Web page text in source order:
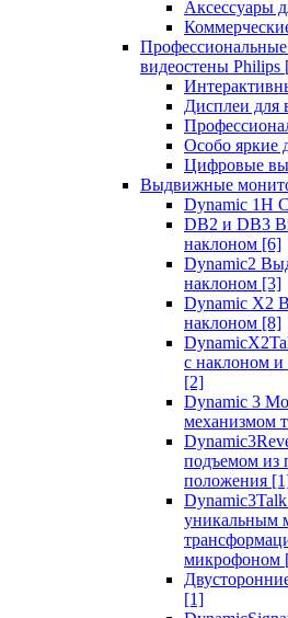
Аксессуары
видеостены Philips
Дисплеи для
Особо яркие
Цифровые
Выдвижные
Dynamic 1Н
DB2 и DB3
наклоном [6]
Dynamic2
наклоном [3]
Dynamic X2
наклоном [8]
с наклоном
[2]
Dynamic 3
механизмом
подъемом из
положения
уникальным
микрофоном
[1]